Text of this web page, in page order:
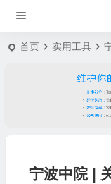
首页 实用工具
宁波中院 |